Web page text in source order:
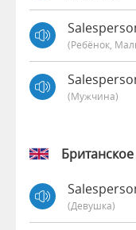
(Ребёнок,
(мужчина)
(девушка)